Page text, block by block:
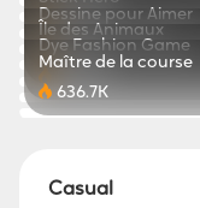
767.4K
471.5K
Dessine pour Aimer
229.1K
Île des Animaux
811.8K
Dye Fashion Game
Maître de la course
636.7K
Casual